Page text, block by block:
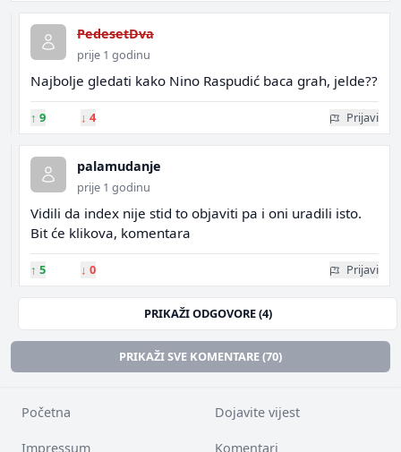
PedesetDva
prije 1 godinu
Najbolje gledati kako Nino Raspudić baca grah, jelde??
↑ 9 ↓ 4 Prijavi
palamudanje
prije 1 godinu
Vidili da index nije stid to objaviti pa i oni uradili isto.
Bit će klikova, komentara
↑ 5 ↓ 0 Prijavi
PRIKAŽI ODGOVORE (4)
PRIKAŽI SVE KOMENTARE (70)
Početna Dojavite vijest
Impressum Komentari